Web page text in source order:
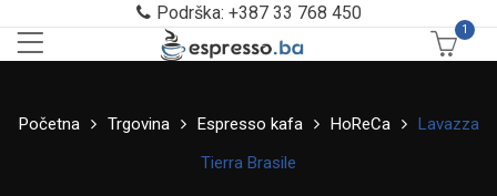
Podrška: +387 33 768 450
1
Početna Trgovina Espresso kafa HoReCa
Lavazza
Tierra Brasile